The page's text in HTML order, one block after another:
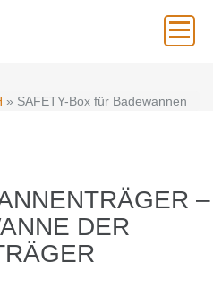
×
» SAFETY-Box für Badewannen
–
DER